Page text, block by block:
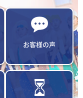
お客様の声